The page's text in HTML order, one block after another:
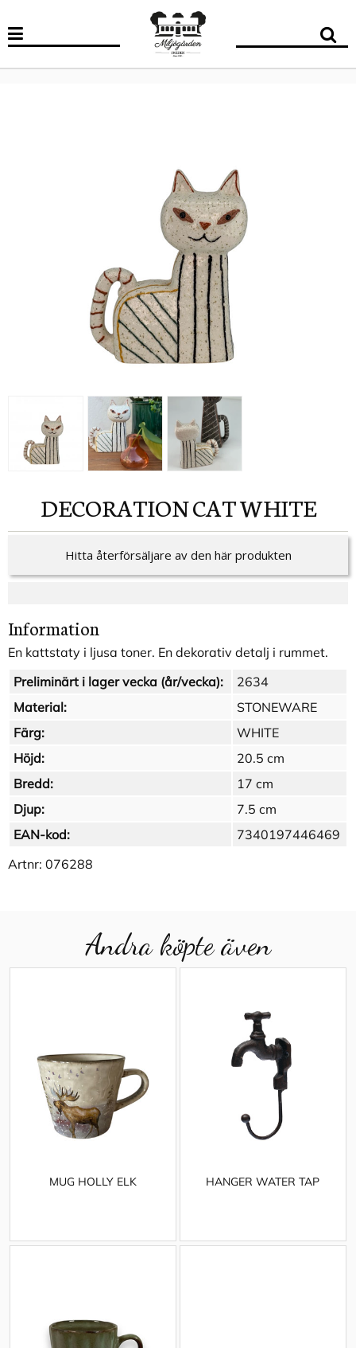
DECORATION CAT WHITE
Hitta återförsäljare av den här produkten
Information
En kattstaty i ljusa toner. En dekorativ detalj i rummet.
Preliminärt i lager vecka (år/vecka):
2634
Material:
STONEWARE
Färg:
WHITE
Höjd:
20.5 cm
Bredd:
17 cm
Djup:
7.5 cm
EAN-kod:
7340197446469
Artnr: 076288
Andra köpte även
MUG HOLLY ELK HANGER WATER TAP